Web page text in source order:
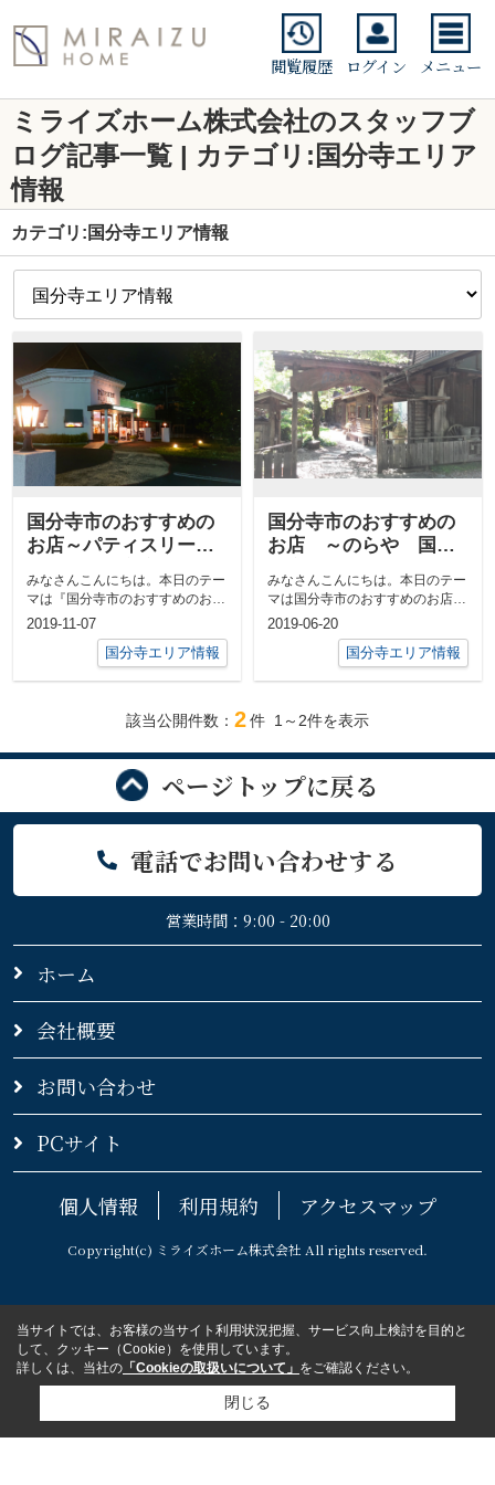
閲覧履歴 ログイン メニュー
ミライズホーム株式会社のスタッフブ
ログ記事一覧 | カテゴリ:国分寺エリア
情報
カテゴリ:国分寺エリア情報
国分寺市のおすすめの
お店～パティスリー・
みなさんこんにちは。本日のテー
マは『国分寺市のおすすめのお店
～パティスリー・イチリン国立店
～』です。...
2019-11-07
国分寺エリア情報
国分寺市のおすすめの
お店 ～のらや 国分
みなさんこんにちは。本日のテー
マは国分寺市のおすすめのお店～
のらや 国分寺店～です☆こちら
のお店は大...
2019-06-20
国分寺エリア情報
該当公開件数： 2件 1～2件を表示
ページトップに戻る
電話でお問い合わせする
営業時間：9:00 - 20:00
ホーム
会社概要
お問い合わせ
PCサイト
個人情報 利用規約 アクセスマップ
Copyright(c) ミライズホーム株式会社 All rights reserved.
当サイトでは、お客様の当サイト利用状況把握、サービス向上検討を目的と
して、クッキー（Cookie）を使用しています。
詳しくは、当社の 「Cookieの取扱いについて」 をご確認ください。
閉じる